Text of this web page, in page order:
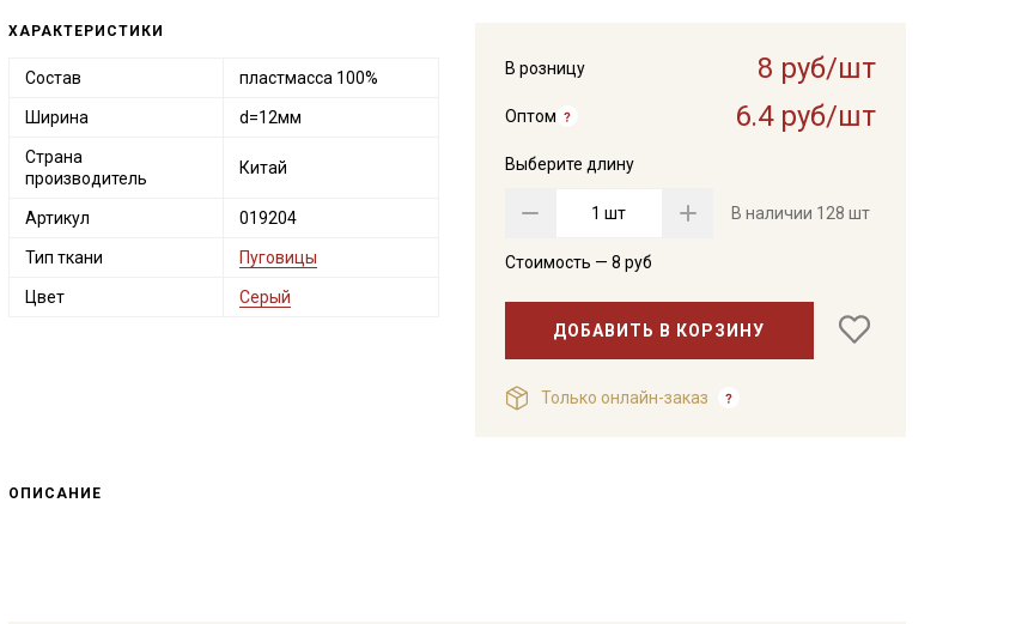
В розницу 8 руб/шт
Оптом 6.4 руб/шт
Выберите длину
шт В наличии 128 шт
Стоимость — 8 руб
ДОБАВИТЬ В КОРЗИНУ
Только онлайн-заказ
ХАРАКТЕРИСТИКИ
Состав пластмасса 100%
Ширина d=12мм
Страна
производитель
Китай
Артикул 019204
Тип ткани Пуговицы
Цвет Серый
ОПИСАНИЕ